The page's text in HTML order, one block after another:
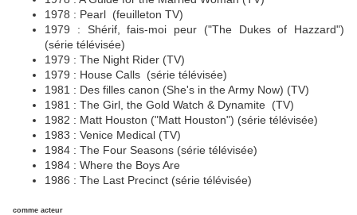
1978 : Pearl (feuilleton TV)
1979 : Shérif, fais-moi peur ("The Dukes of Hazzard")
(série télévisée)
1979 : The Night Rider (TV)
1979 : House Calls (série télévisée)
1981 : Des filles canon (She's in the Army Now) (TV)
1981 : The Girl, the Gold Watch & Dynamite (TV)
1982 : Matt Houston ("Matt Houston") (série télévisée)
1983 : Venice Medical (TV)
1984 : The Four Seasons (série télévisée)
1984 : Where the Boys Are
1986 : The Last Precinct (série télévisée)
comme acteur